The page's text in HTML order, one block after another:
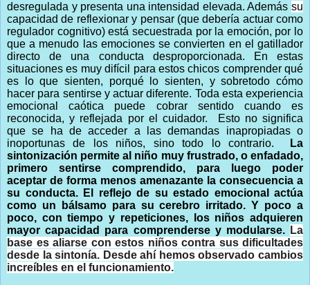
desregulada y presenta una intensidad elevada. Además su
capacidad de reflexionar y pensar (que debería actuar como
regulador cognitivo) está secuestrada por la emoción, por lo
que a menudo las emociones se convierten en el gatillador
directo de una conducta desproporcionada. En estas
situaciones es muy difícil para estos chicos comprender qué
es lo que sienten, porqué lo sienten, y sobretodo cómo
hacer para sentirse y actuar diferente. Toda esta experiencia
emocional caótica puede cobrar sentido cuando es
reconocida, y reflejada por el cuidador. Esto no significa
que se ha de acceder a las demandas inapropiadas o
inoportunas de los niños, sino todo lo contrario.
La
sintonización permite al niño muy frustrado, o enfadado,
primero sentirse comprendido, para luego poder
aceptar de forma menos amenazante la consecuencia a
su conducta. El reflejo de su estado emocional actúa
como un bálsamo para su cerebro irritado. Y poco a
poco, con tiempo y repeticiones, los niños adquieren
mayor capacidad para comprenderse y modularse. La
base es aliarse con estos niños contra sus dificultades
desde la sintonía. Desde ahí hemos observado cambios
increíbles en el funcionamiento.